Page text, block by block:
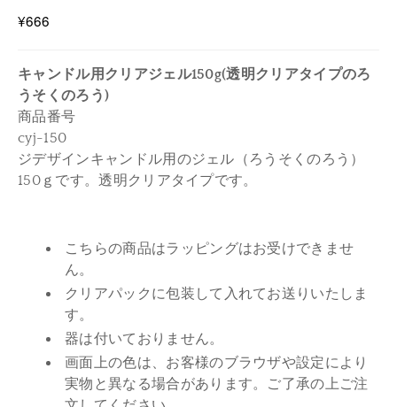
¥666
キャンドル用クリアジェル150g(透明クリアタイプのろ
うそくのろう)
商品番号
cyj-150
ジデザインキャンドル用のジェル（ろうそくのろう）
150ｇです。透明クリアタイプです。
こちらの商品はラッピングはお受けできませ
ん。
クリアパックに包装して入れてお送りいたしま
す。
器は付いておりません。
画面上の色は、お客様のブラウザや設定により
実物と異なる場合があります。ご了承の上ご注